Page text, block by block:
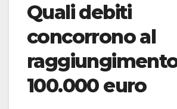
Quali debiti
concorrono al
100.000 euro